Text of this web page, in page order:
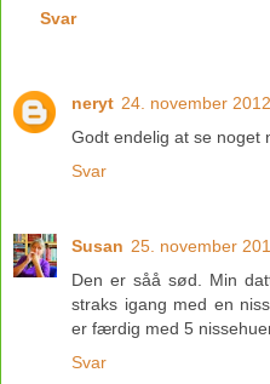
Svar
neryt 24. november
Godt endelig at se noget
Svar
Susan 25. november
Den er såå sød. Min
straks igang med en
er færdig med 5
Svar